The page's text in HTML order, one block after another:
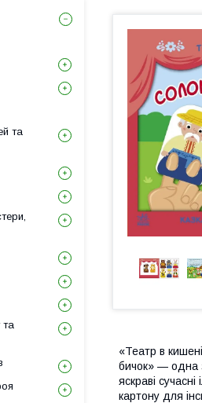
«Театр в
бичок» — одна
яскраві
картону для
та
та